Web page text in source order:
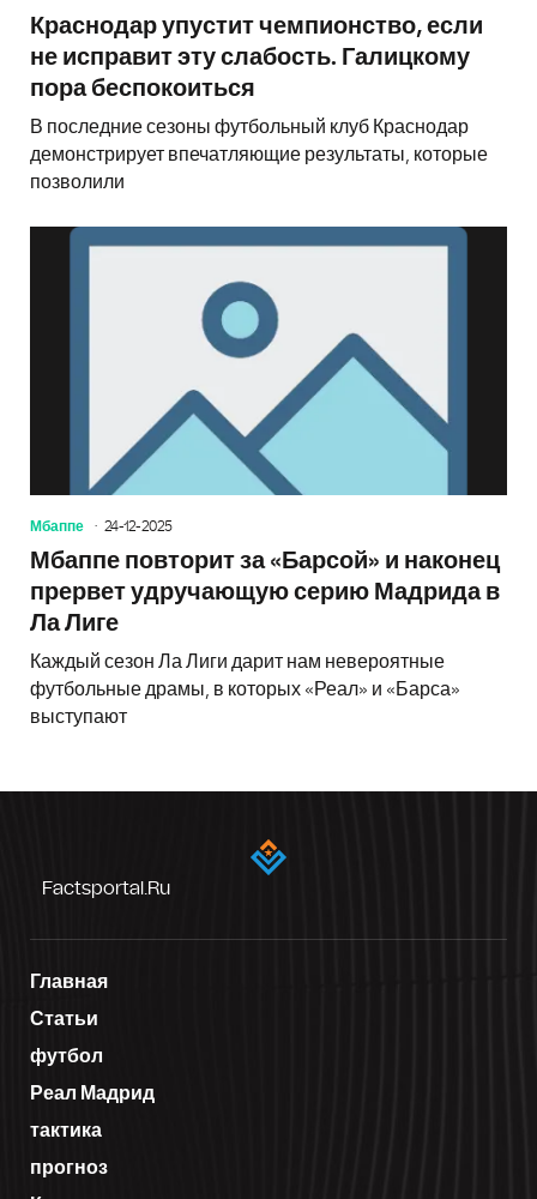
Краснодар упустит чемпионство, если
не исправит эту слабость. Галицкому
пора беспокоиться
В последние сезоны футбольный клуб Краснодар
демонстрирует впечатляющие результаты, которые
позволили
Мбаппе 24-12-2025
Мбаппе повторит за «Барсой» и наконец
прервет удручающую серию Мадрида в
Ла Лиге
Каждый сезон Ла Лиги дарит нам невероятные
футбольные драмы, в которых «Реал» и «Барса»
выступают
Factsportal.ru
Главная
Статьи
футбол
Реал Мадрид
тактика
прогноз